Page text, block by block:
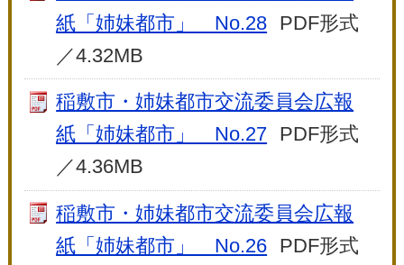
紙「姉妹都市」 No.28 PDF形式
／4.32MB
稲敷市・姉妹都市交流委員会広報
紙「姉妹都市」 No.27 PDF形式
／4.36MB
稲敷市・姉妹都市交流委員会広報
紙「姉妹都市」 No.26 PDF形式